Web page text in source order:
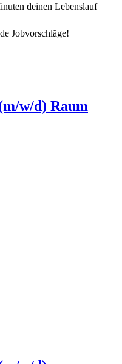
deinen Lebenslauf
Jobvorschläge!
w/d) Raum